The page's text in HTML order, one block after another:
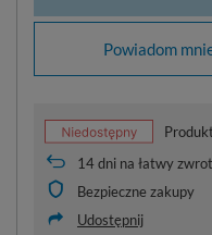
Powiadom
14dni na łatwy zwrot
Bezpieczne zakupy
Udostępnij